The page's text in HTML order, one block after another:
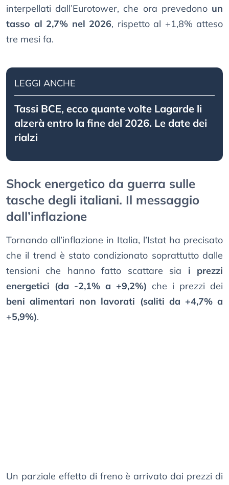
interpellati dall’Eurotower, che ora prevedono un
tasso al 2,7% nel 2026, rispetto al +1,8% atteso
tre mesi fa.
LEGGI ANCHE
Tassi BCE, ecco quante volte Lagarde li
alzerà entro la fine del 2026. Le date dei
rialzi
Shock energetico da guerra sulle
tasche degli italiani. Il messaggio
dall’inflazione
Tornando all’inflazione in Italia, l’Istat ha precisato
che il trend è stato condizionato soprattutto dalle
tensioni che hanno fatto scattare sia i prezzi
energetici (da -2,1% a +9,2%) che i prezzi dei
beni alimentari non lavorati (saliti da +4,7% a
+5,9%).
Un parziale effetto di freno è arrivato dai prezzi di